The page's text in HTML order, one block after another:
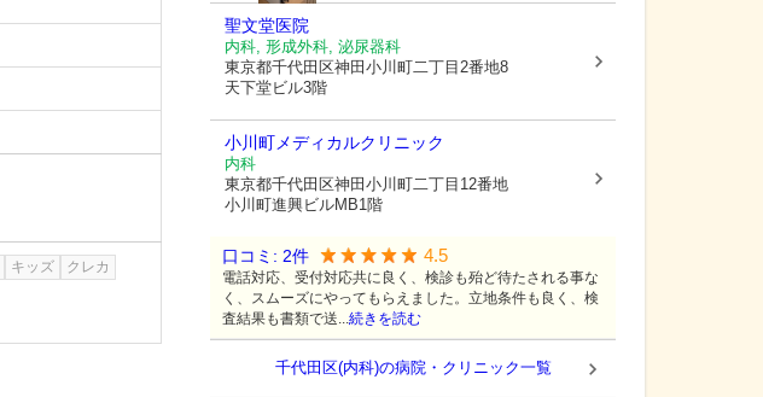
キッズ
クレカ
聖文堂医院
内科, 形成外科, 泌尿器科
東京都千代田区神田小川町二丁目2番地8
天下堂ビル3階
小川町メディカルクリニック
内科
東京都千代田区神田小川町二丁目12番地
小川町進興ビルMB1階
口コミ: 2件 4.5
電話対応、受付対応共に良く、検診も殆ど待たされる事な
く、スムーズにやってもらえました。立地条件も良く、検
査結果も書類で送...続きを読む
千代田区(内科)の病院・クリニック一覧